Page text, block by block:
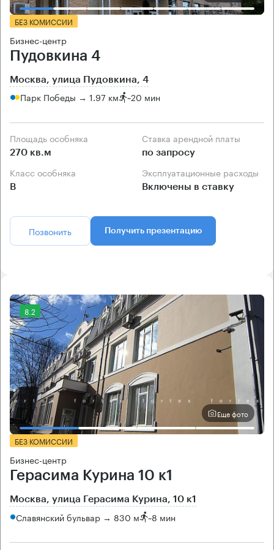
БЕЗ КОМИССИИ
Бизнес-центр
Пудовкина 4
Москва, улица Пудовкина, 4
Парк Победы → 1.97 км ~20 мин
Площадь особняка
270 кв.м
Ставка арендной платы
по запросу
Класс особняка
B
Эксплуатационные расходы
Включены в ставку
Позвонить Получить презентацию
8.2
Еще фото
БЕЗ КОМИССИИ
Бизнес-центр
Герасима Курина 10 к1
Москва, улица Герасима Курина, 10 к1
Славянский бульвар → 830 м ~8 мин